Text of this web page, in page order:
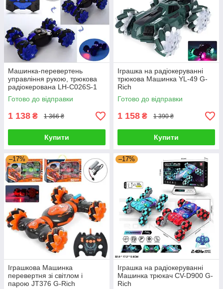
Машинка-перевертень
управління рукою, трюкова
радіокерована LH-C026S-1
G-Rich
Готово до відправки
1 138 ₴ 1 366 ₴
Купити
Іграшка на радіокеруванні
трюкова Машинка YL-49 G-
Rich
Готово до відправки
1 158 ₴ 1 390 ₴
Купити
–17%
Іграшкова Машинка
перевертня зі світлом і
парою JT376 G-Rich
–17%
Іграшка на радіокеруванні
Машинка трюкач CV-D900 G-
Rich